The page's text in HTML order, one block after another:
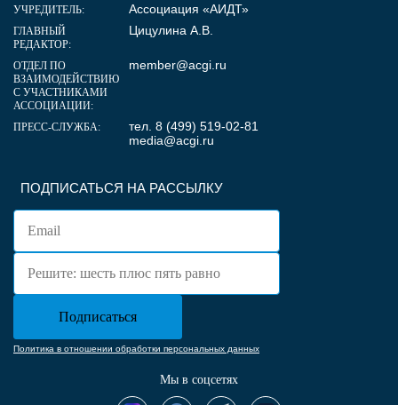
ПОДПИСАТЬСЯ НА РАССЫЛКУ
Политика в отношении обработки персональных данных
Мы в соцсетях
УЧРЕДИТЕЛЬ: Ассоциация «АИДТ»
ГЛАВНЫЙ
РЕДАКТОР:
Цицулина А.В.
ОТДЕЛ ПО
ВЗАИМОДЕЙСТВИЮ
С УЧАСТНИКАМИ
АССОЦИАЦИИ:
member@acgi.ru
ПРЕСС-СЛУЖБА:
тел. 8 (499) 519-02-81
media@acgi.ru